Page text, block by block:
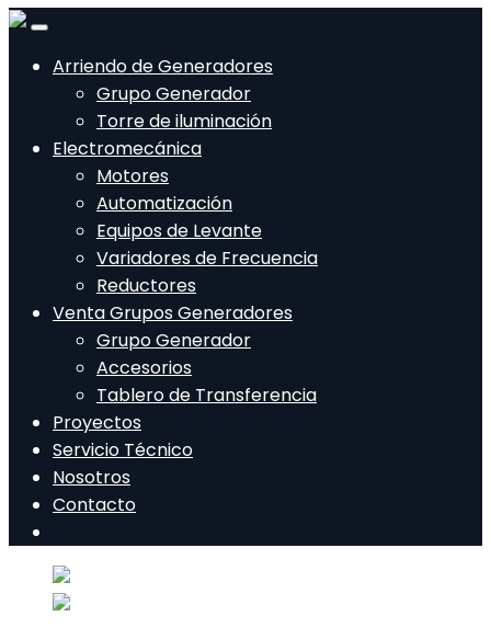
Arriendo de Generadores
Grupo Generador
Torre de iluminación
Electromecánica
Motores
Automatización
Equipos de Levante
Variadores de Frecuencia
Reductores
Venta Grupos Generadores
Grupo Generador
Accesorios
Tablero de Transferencia
Proyectos
Servicio Técnico
Nosotros
Contacto